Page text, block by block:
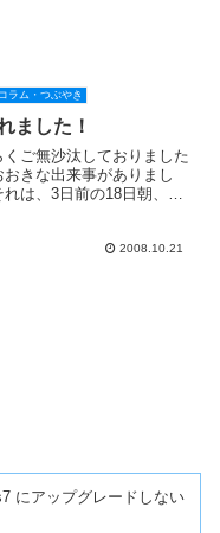
ラム・つぶやき
ました！
くご無沙汰しておりました
おきな出来事がありまし
れは、3日前の18日朝、新
た。希望した立ち会い出産
2008.10.21
にアップグレードしない